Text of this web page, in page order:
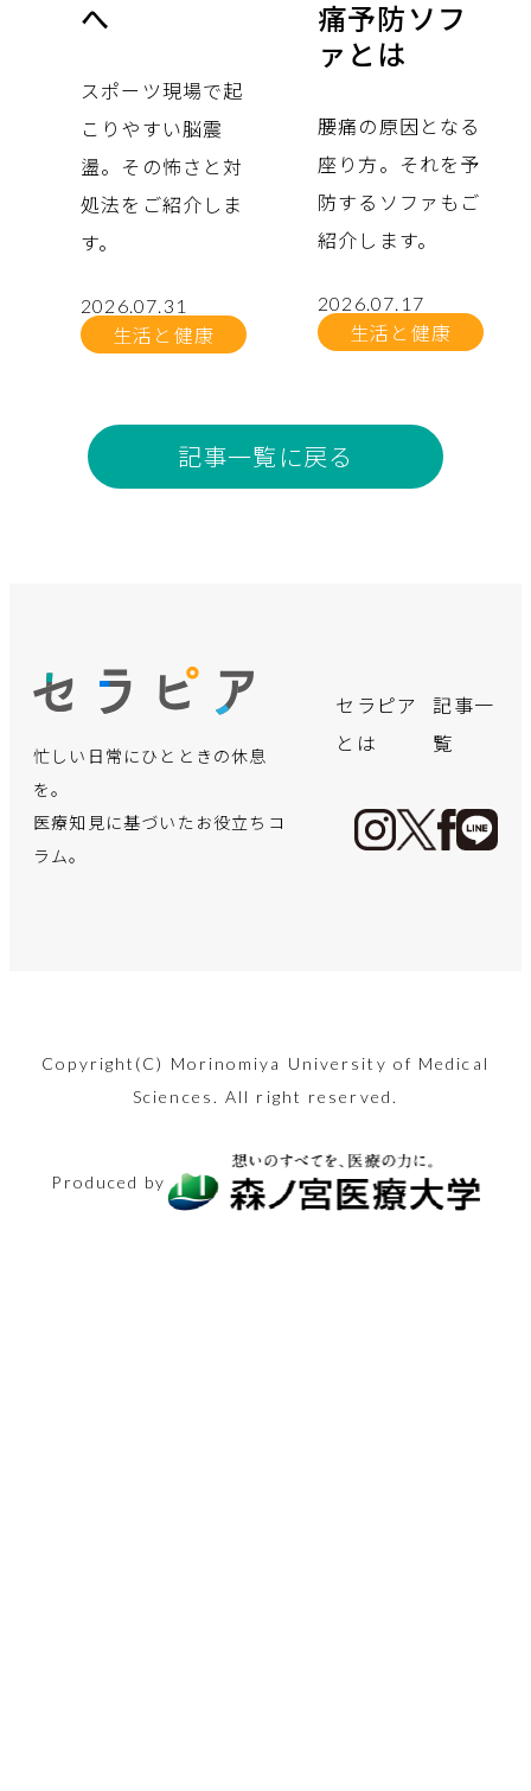
へ
スポーツ現場で起
こりやすい脳震
盪。その怖さと対
処法をご紹介しま
す。
2026.07.31
生活と健康
痛予防ソフ
ァとは
腰痛の原因となる
座り方。それを予
防するソファもご
紹介します。
2026.07.17
生活と健康
記事一覧に戻る
忙しい日常にひとときの休息
を。
医療知見に基づいたお役立ちコ
ラム。
セラピア
とは
記事一
覧
Copyright(C) Morinomiya University of Medical
Sciences. All right reserved.
Produced by